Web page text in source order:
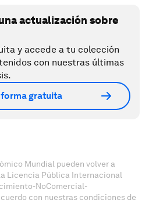
actualización sobre
y accede a tu colección
con nuestras últimas
forma gratuita
Mundial pueden volver a
Licencia Pública Internacional
NoComercial-
con nuestras condiciones de